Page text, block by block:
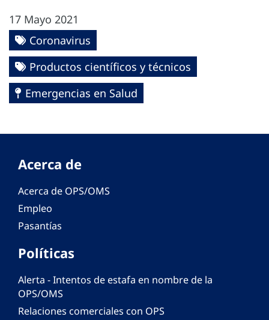
17 Mayo 2021
Coronavirus
Productos científicos y técnicos
Emergencias en Salud
Acerca de
Acerca de OPS/OMS
Empleo
Pasantías
Políticas
Alerta - Intentos de estafa en nombre de la
OPS/OMS
Relaciones comerciales con OPS